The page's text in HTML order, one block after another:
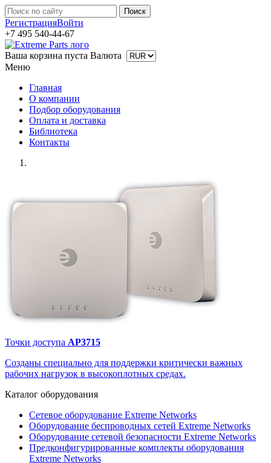
РегистрацияВойти
+7 495 540-44-67
Ваша корзина пуста Валюта
Меню
Главная
О компании
Подбор оборудования
Оплата и доставка
Библиотека
Контакты
Точки доступа AP3715
Созданы специально для поддержки критически важных
рабочих нагрузок в высокоплотных средах.
Каталог оборудования
Сетевое оборудование Extreme Networks
Оборудование беспроводных сетей Extreme Networks
Оборудование сетевой безопасности Extreme Networks
Предконфигурированные комплекты оборудования
Extreme Networks